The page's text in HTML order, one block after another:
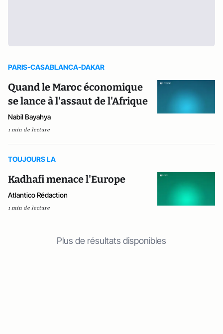
PARIS-CASABLANCA-DAKAR
Quand le Maroc économique
se lance à l'assaut de l'Afrique
Nabil Bayahya
1 min de lecture
TOUJOURS LA
Kadhafi menace l'Europe
Atlantico Rédaction
1 min de lecture
Plus de résultats disponibles